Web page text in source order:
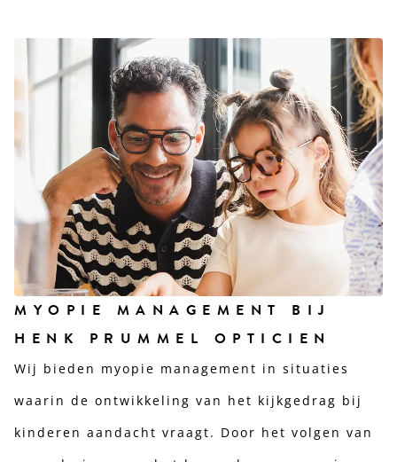
MYOPIE MANAGEMENT BIJ
HENK PRUMMEL OPTICIEN
Wij bieden myopie management in situaties
waarin de ontwikkeling van het kijkgedrag bij
kinderen aandacht vraagt. Door het volgen van